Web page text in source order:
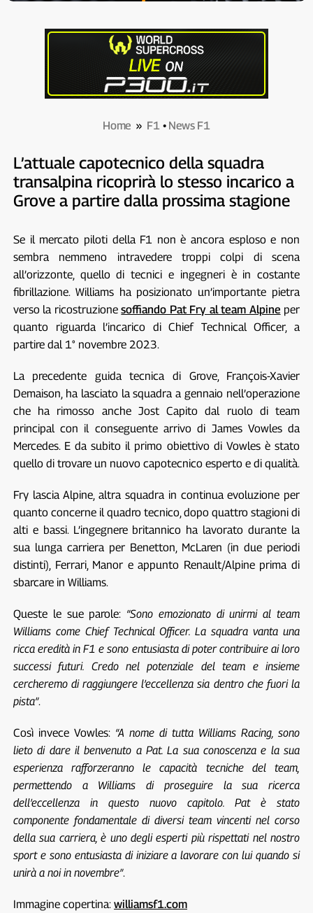
Home » F1• News F1
L’attuale capotecnico della squadra
transalpina ricoprirà lo stesso incarico a
Grove a partire dalla prossima stagione
Se il mercato piloti della F1 non è ancora esploso e non
sembra nemmeno intravedere troppi colpi di scena
all’orizzonte, quello di tecnici e ingegneri è in costante
fibrillazione. Williams ha posizionato un’importante pietra
verso la ricostruzionesoffiando Pat Fry al team Alpine per
quanto riguarda l’incarico di Chief Technical Officer, a
partire dal 1° novembre 2023.
La precedente guida tecnica di Grove, François-Xavier
Demaison, ha lasciato la squadra a gennaio nell’operazione
che ha rimosso anche Jost Capito dal ruolo di team
principal con il conseguente arrivo di James Vowles da
Mercedes. E da subito il primo obiettivo di Vowles è stato
quello di trovare un nuovo capotecnico esperto e di qualità.
Fry lascia Alpine, altra squadra in continua evoluzione per
quanto concerne il quadro tecnico, dopo quattro stagioni di
alti e bassi. L’ingegnere britannico ha lavorato durante la
sua lunga carriera per Benetton, McLaren (in due periodi
distinti), Ferrari, Manor e appunto Renault/Alpine prima di
sbarcare in Williams.
Queste le sue parole: “Sono emozionato di unirmi al team
Williams come Chief Technical Officer. La squadra vanta una
ricca eredità in F1 e sono entusiasta di poter contribuire ai loro
successi futuri. Credo nel potenziale del team e insieme
cercheremo di raggiungere l’eccellenza sia dentro che fuori la
pista”.
Così invece Vowles: “A nome di tutta Williams Racing, sono
lieto di dare il benvenuto a Pat. La sua conoscenza e la sua
esperienza rafforzeranno le capacità tecniche del team,
permettendo a Williams di proseguire la sua ricerca
dell’eccellenza in questo nuovo capitolo. Pat è stato
componente fondamentale di diversi team vincenti nel corso
della sua carriera, è uno degli esperti più rispettati nel nostro
sport e sono entusiasta di iniziare a lavorare con lui quando si
unirà a noi in novembre”.
Immagine copertina: williamsf1.com